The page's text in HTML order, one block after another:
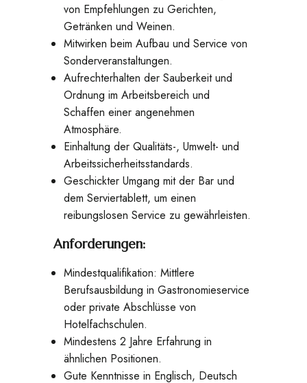
von Empfehlungen zu Gerichten,
Getränken und Weinen.
Mitwirken beim Aufbau und Service von
Sonderveranstaltungen.
Aufrechterhalten der Sauberkeit und
Ordnung im Arbeitsbereich und
Schaffen einer angenehmen
Atmosphäre.
Einhaltung der Qualitäts-, Umwelt- und
Arbeitssicherheitsstandards.
Geschickter Umgang mit der Bar und
dem Serviertablett, um einen
reibungslosen Service zu gewährleisten.
Anforderungen:
Mindestqualifikation: Mittlere
Berufsausbildung in Gastronomieservice
oder private Abschlüsse von
Hotelfachschulen.
Mindestens 2 Jahre Erfahrung in
ähnlichen Positionen.
Gute Kenntnisse in Englisch, Deutsch